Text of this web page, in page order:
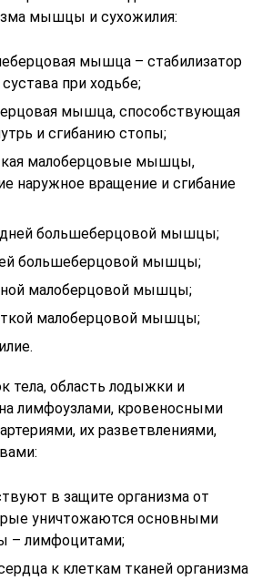
мышцы и сухожилия:
мышца – стабилизатор
при ходьбе;
мышца, способствующая
и сгибанию стопы;
малоберцовые мышцы,
наружное вращение и сгибание
большеберцовой мышцы;
большеберцовой мышцы;
малоберцовой мышцы;
малоберцовой мышцы;
тела, область лодыжки и
лимфоузлами, кровеносными
их разветвлениями,
в защите организма от
уничтожаются основными
– лимфоцитами;
к клеткам тканей организма